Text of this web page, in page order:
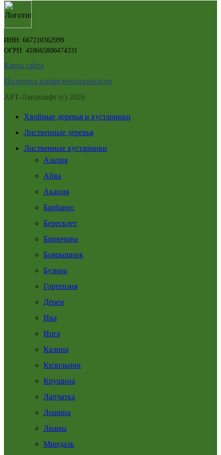
ИНН: 667210362999
ОГРН: 418665800474331
Карта сайта
Политика конфиденциальности
АРТ-Ландшафт (с) 2026
Хвойные деревья и кустарники
Лиственные деревья
Лиственные кустарники
Азалия
Айва
Акация
Барбарис
Бересклет
Бирючина
Боярышник
Бузина
Гортензия
Дёрен
Ива
Ирга
Калина
Кизильник
Крушина
Лапчатка
Лещина
Лианы
Миндаль